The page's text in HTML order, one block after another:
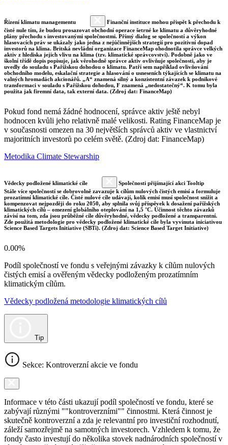
Řízení klimatu managementu
Finanční instituce mohou přispět k přechodu k
čisté nule tím, že budou prosazovat obchodní operace šetrné ke klimatu a důvěryhodné
plány přechodu s investovanými společnostmi. Přímý dialog se společností a výkon
hlasovacích práv se ukázaly jako jedna z nejúčinnějších strategií pro pozitivní dopad
investorů na klima. Britská nevládní organizace FinanceMap ohodnotila správce velkých
aktiv z hlediska jejich vlivu na klima (tzv. klimatické správcovství). Podobně jako ve
školní třídě dopis popisuje, jak věrohodně správce aktiv ovlivňuje společnosti, aby je
uvedly do souladu s Pařížskou dohodou o klimatu. Patří sem například ovlivňování
obchodního modelu, eskalační strategie a hlasování o usneseních týkajících se klimatu na
valných hromadách akcionářů. „A“ znamená silný a konzistentní závazek k podnikové
transformaci v souladu s Pařížskou dohodou, F znamená „nedostatečný“. K tomu byla
použita jak firemní data, tak externí data. (Zdroj dat: FinanceMap)
Pokud fond nemá žádné hodnocení, správce aktiv ještě nebyl
hodnocen kvůli jeho relativně malé velikosti. Rating FinanceMap je
v současnosti omezen na 30 největších správců aktiv ve vlastnictví
majoritních investorů po celém světě. (Zdroj dat: FinanceMap)
Metodika Climate Stewarship
Vědecky podložené klimatické cíle
Společnosti přijímající akci Tooltip
Stále více společností se dobrovolně zavazuje k cílům nulových čistých emisí a formuluje
prozatímní klimatické cíle. Čisté nulové cíle udávají, kolik emisí musí společnost snížit a
kompenzovat nejpozději do roku 2050, aby splnila svůj příspěvek k dosažení pařížských
klimatických cílů – omezení globálního oteplování na 1,5 °C. Účinnost těchto závazků
závisí na tom, zda jsou průběžné cíle důvěryhodné, vědecky podložené a transparentní.
Zde použitá metodologie pro vědecky podložené klimatické cíle byla vyvinuta iniciativou
Science Based Targets Initiative (SBTi). (Zdroj dat: Science Based Target Initiative)
0.00%
Podíl společností ve fondu s veřejnými závazky k cílům nulových
čistých emisí a ověřeným vědecky podloženým prozatímním
klimatickým cílům.
Vědecky podložená metodologie klimatických cílů
Tip
Sekce: Kontroverzní akcie ve fondu
Informace v této části ukazují podíl společností ve fondu, které se
zabývají různými ""kontroverzními"" činnostmi. Která činnost je
skutečně kontroverzní a zda je relevantní pro investiční rozhodnutí,
záleží samozřejmě na samotných investorech. Vzhledem k tomu, že
fondy často investují do několika stovek nadnárodních společností v